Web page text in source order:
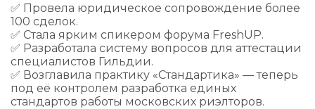
✅ Провела юридическое сопровождение более
100 сделок.
✅ Стала ярким спикером форума FreshUP.
✅ Разработала систему вопросов для аттестации
специалистов Гильдии.
✅ Возглавила практику «Стандартика» — теперь
под её контролем разработка единых
стандартов работы московских риэлторов.